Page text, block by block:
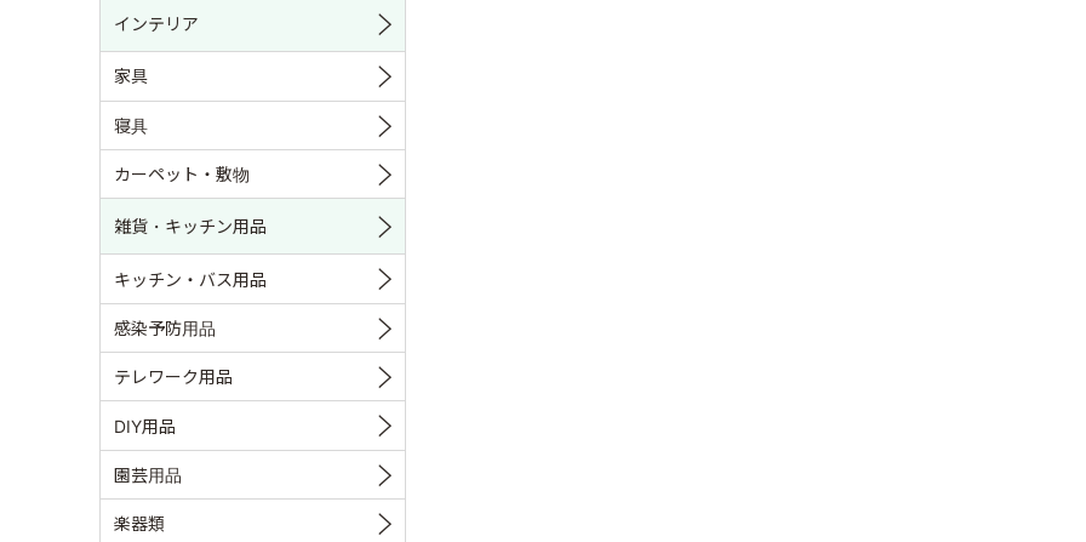
インテリア
家具
寝具
カーペット・敷物
雑貨・キッチン用品
キッチン・バス用品
感染予防用品
テレワーク用品
DIY用品
園芸用品
楽器類